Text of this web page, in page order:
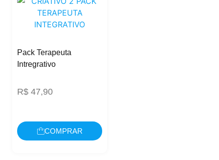
Pack Terapeuta
Intregrativo
R$ 47,90
COMPRAR